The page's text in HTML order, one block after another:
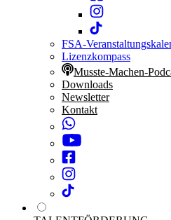
FSA-
Lizenzkompass
Musste-Machen-
Downloads
Newsletter
Kontakt